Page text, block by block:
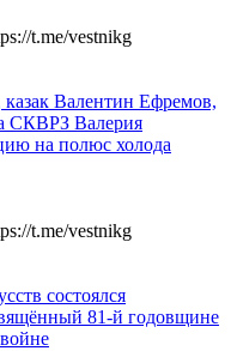
t.me/vestnikg
Валентин Ефремов,
СКВРЗ Валерия
на полюс холода
t.me/vestnikg
состоялся
81-й годовщине